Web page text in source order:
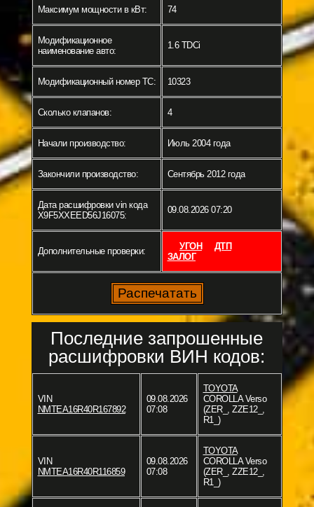
Максимум мощности в кВт: 74
Модификационное
наименование авто:
1.6 TDCi
Модификационный номер ТС: 10323
Сколько клапанов: 4
Начали производство: Июль 2004 года
Закончили производство: Сентябрь 2012 года
Дата расшифровки vin кода
X9F5XXEED56J16075:
09.08.2026 07:20
Дополнительные проверки: УГОН
ДТП
ЗАЛОГ
Последние запрошенные
расшифровки ВИН кодов:
VIN
NMTEA16R40R167892
09.08.2026
07:08
TOYOTA
COROLLA Verso
(ZER_, ZZE12_,
R1_)
VIN
NMTEA16R40R116859
09.08.2026
07:08
TOYOTA
COROLLA Verso
(ZER_, ZZE12_,
R1_)